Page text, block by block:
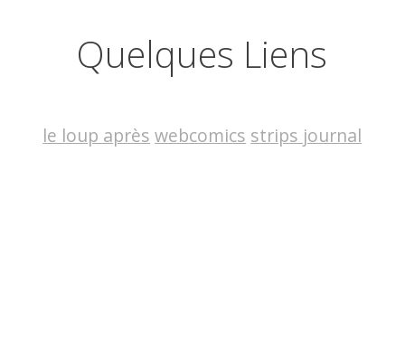
Quelques Liens
le loup après webcomics strips journal